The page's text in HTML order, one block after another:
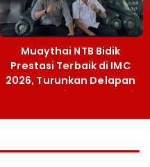
Muaythai NTB Bidik
Prestasi Terbaik di IMC
2026, Turunkan Delapan
Atlet ke Kejurnas Bekasi